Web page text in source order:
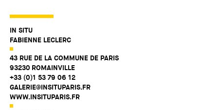
IN SITU
FABIENNE LECLERC
43 RUE DE LA COMMUNE DE PARIS
93230 ROMAINVILLE
+33 (0)1 53 79 06 12
GALERIE@INSITUPARIS.FR
WWW.INSITUPARIS.FR